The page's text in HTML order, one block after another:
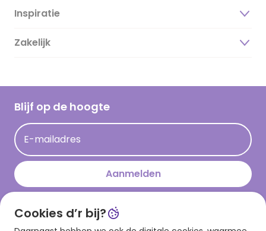
Over ons
Duurzaamheid
Hallmark Kaartclub
Acties
Persberichten
Hallmark en Kinderpostzegels
Inspiratie
Magazine
Cadeau inspiratie
Kaartinspiratie
Zakelijk
Blijf op de hoogte
E-mailadres
Aanmelden
Download onze app
Cookies d’r bij?